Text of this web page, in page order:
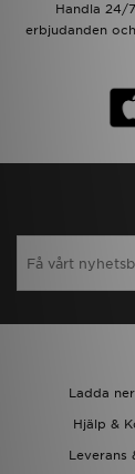
Handla 24/
erbjudanden
Ladda
Hjälp &
Leverans